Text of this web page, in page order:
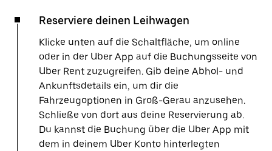
Reserviere deinen Leihwagen
Klicke unten auf die Schaltfläche, um online
oder in der Uber App auf die Buchungsseite von
Uber Rent zuzugreifen. Gib deine Abhol- und
Ankunftsdetails ein, um dir die
Fahrzeugoptionen in Groß-Gerau anzusehen.
Schließe von dort aus deine Reservierung ab.
Du kannst die Buchung über die Uber App mit
dem in deinem Uber Konto hinterlegten